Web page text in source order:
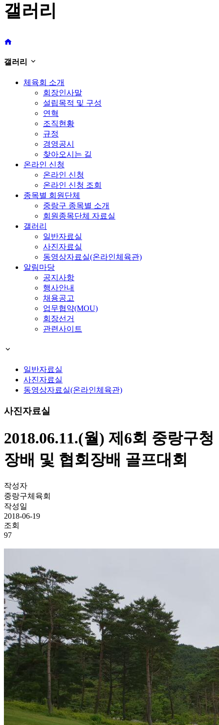
갤러리
갤러리
체육회 소개
회장인사말
설립목적 및 구성
연혁
조직현황
규정
경영공시
찾아오시는 길
온라인 신청
온라인 신청
온라인 신청 조회
종목별 회원단체
중랑구 종목별 소개
회원종목단체 자료실
갤러리
일반자료실
사진자료실
동영상자료실(온라인체육관)
알림마당
공지사항
행사안내
채용공고
업무협약(MOU)
회장선거
관련사이트
일반자료실
사진자료실
동영상자료실(온라인체육관)
사진자료실
2018.06.11.(월) 제6회 중랑구청
장배 및 협회장배 골프대회
작성자
중랑구체육회
작성일
2018-06-19
조회
97